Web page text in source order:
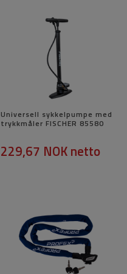
Universell sykkelpumpe med
trykkmåler FISCHER 85580
229,67 NOKnetto